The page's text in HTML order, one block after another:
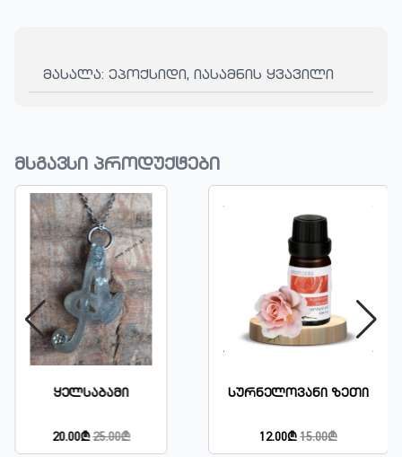
მასალა: ეპოქსიდი, იასამნის ყვავილი
მსგავსი პროდუქტები
Სურნელოვანი Ზეთი
12.00₾ 15.00₾
Კულონი
15.00₾ 20.00₾